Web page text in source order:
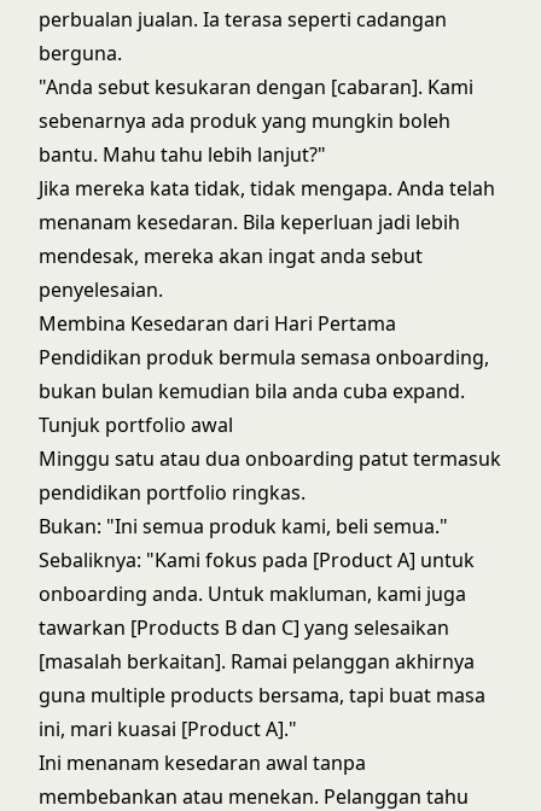
perbualan jualan. Ia terasa seperti cadangan
berguna.
"Anda sebut kesukaran dengan [cabaran]. Kami
sebenarnya ada produk yang mungkin boleh
bantu. Mahu tahu lebih lanjut?"
Jika mereka kata tidak, tidak mengapa. Anda telah
menanam kesedaran. Bila keperluan jadi lebih
mendesak, mereka akan ingat anda sebut
penyelesaian.
Membina Kesedaran dari Hari Pertama
Pendidikan produk bermula semasa onboarding,
bukan bulan kemudian bila anda cuba expand.
Tunjuk portfolio awal
Minggu satu atau dua onboarding patut termasuk
pendidikan portfolio ringkas.
Bukan: "Ini semua produk kami, beli semua."
Sebaliknya: "Kami fokus pada [Product A] untuk
onboarding anda. Untuk makluman, kami juga
tawarkan [Products B dan C] yang selesaikan
[masalah berkaitan]. Ramai pelanggan akhirnya
guna multiple products bersama, tapi buat masa
ini, mari kuasai [Product A]."
Ini menanam kesedaran awal tanpa
membebankan atau menekan. Pelanggan tahu